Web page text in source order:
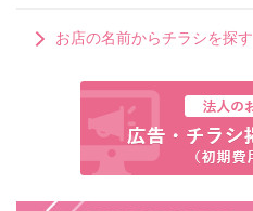
お店の名前からチラシを探す